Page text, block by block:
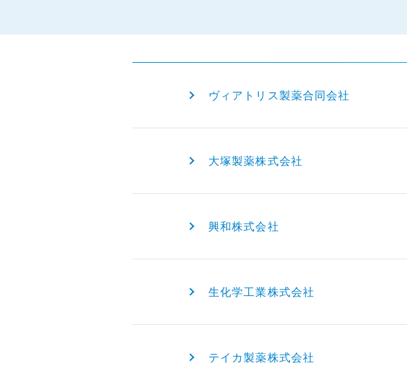
ヴィアトリス製薬合同会社
大塚製薬株式会社
興和株式会社
生化学工業株式会社
テイカ製薬株式会社